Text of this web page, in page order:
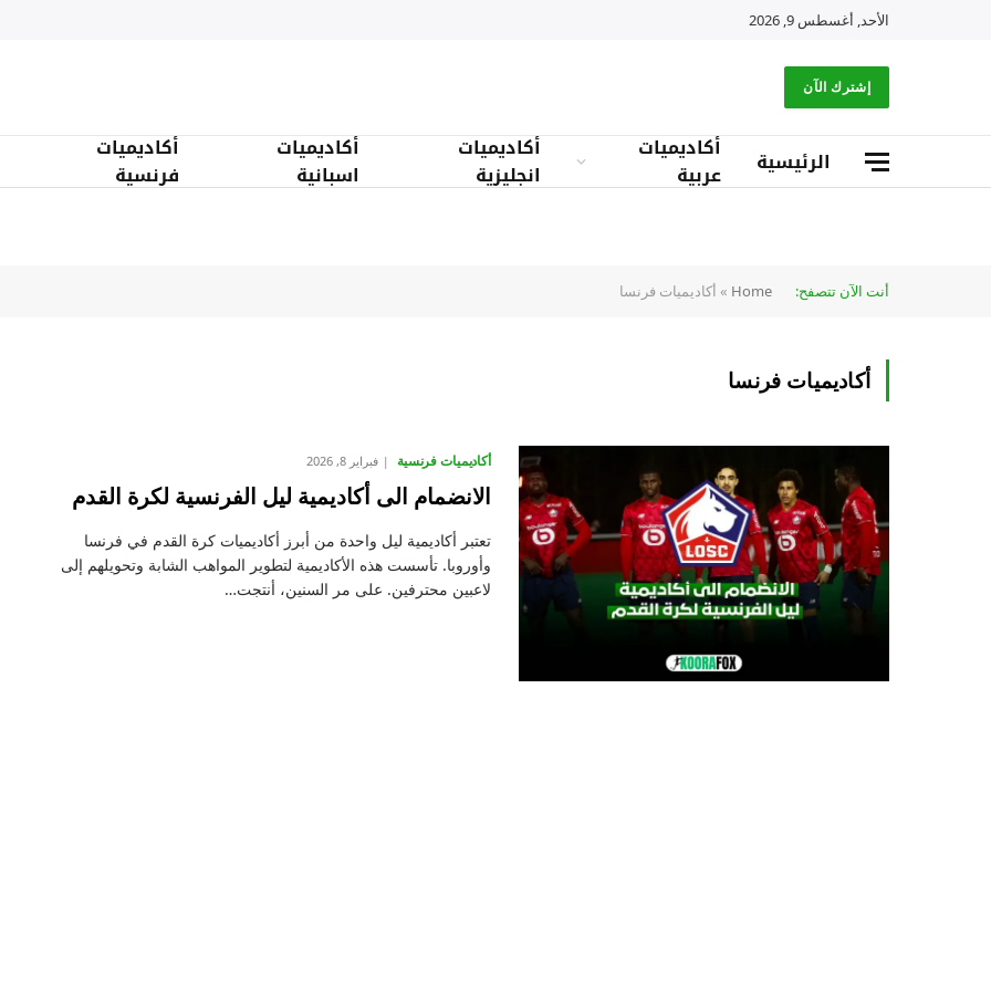
الأحد, أغسطس 9, 2026
إشترك الآن
الرئيسية
أكاديميات
عربية
أكاديميات
انجليزية
أكاديميات
اسبانية
أكاديميات
فرنسية
أنت الآن تتصفح: Home
» أكاديميات فرنسا
أكاديميات فرنسا
أكاديميات فرنسية فبراير 8, 2026
الانضمام الى أكاديمية ليل الفرنسية لكرة القدم
تعتبر أكاديمية ليل واحدة من أبرز أكاديميات كرة القدم في فرنسا
وأوروبا. تأسست هذه الأكاديمية لتطوير المواهب الشابة وتحويلهم إلى
لاعبين محترفين. على مر السنين، أنتجت…